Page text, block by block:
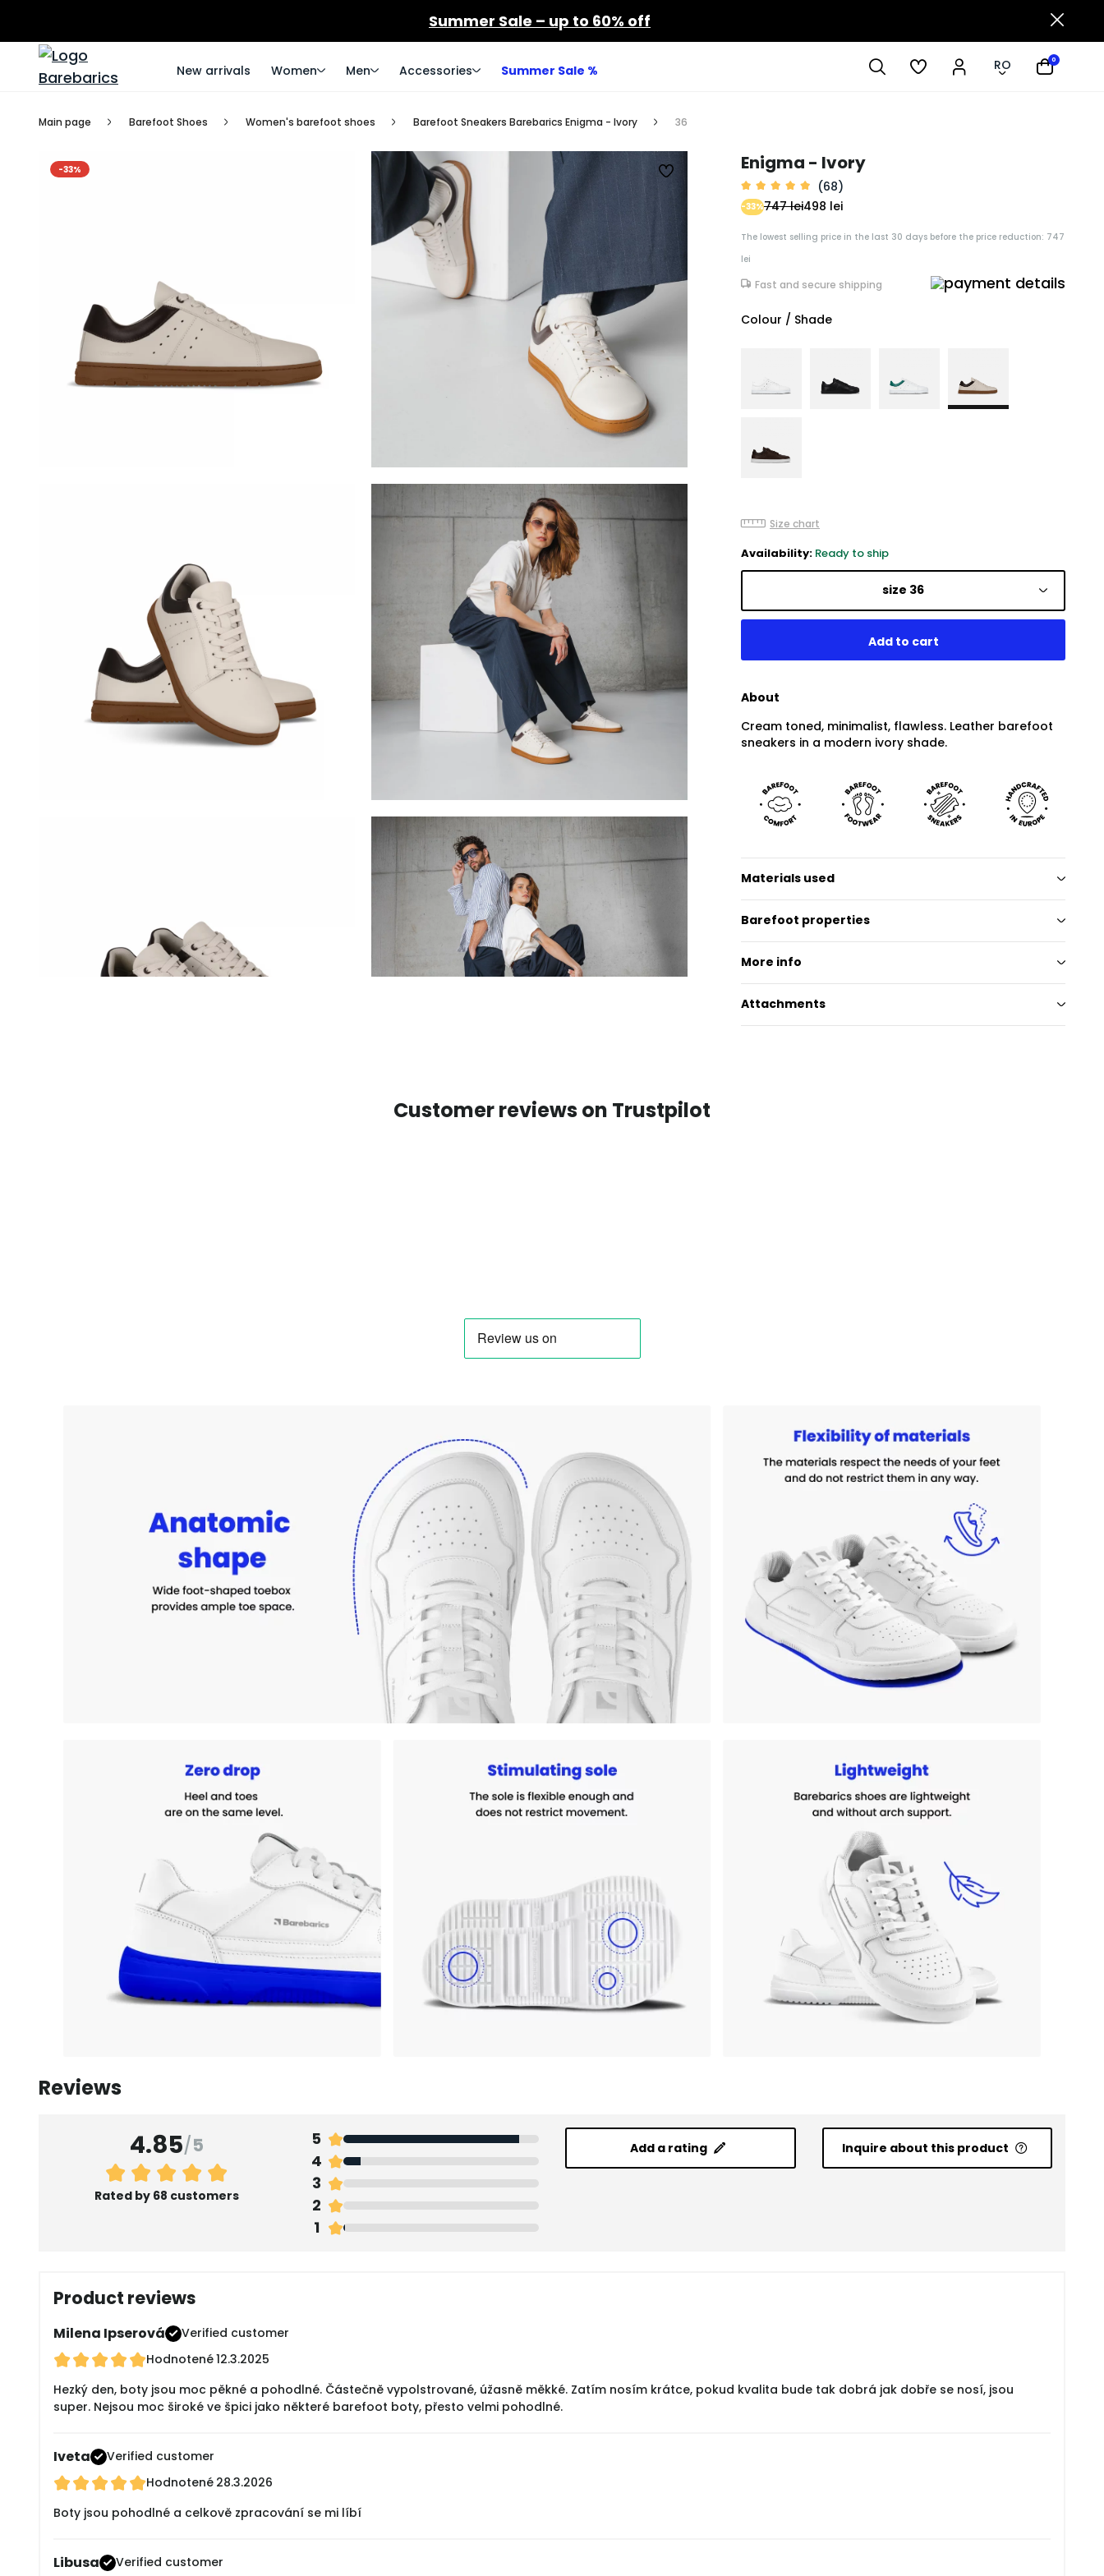
Summer Sale – up to 60% off
New arrivals Women Men Accessories Summer Sale % RO 0
Main page Barefoot Shoes Women's barefoot shoes Barefoot Sneakers Barebarics Enigma - Ivory 36
-33% Enigma - Ivory
(68)
498 lei
-33%747 lei
The lowest selling price in the last 30 days before the price reduction: 747
lei
Fast and secure shipping
Colour / Shade
Size chart
Availability: Ready to ship
size 36
About
Cream toned, minimalist, flawless. Leather barefoot
sneakers in a modern ivory shade.
Materials used
Barefoot properties
More info
Attachments
Customer reviews on Trustpilot
Reviews
4.85/5
Rated by 68 customers
5
4
3
2
1
Add a rating Inquire about this product
Product reviews
Milena Ipserová
Verified customer
Hodnotené12.3.2025
Hezký den, boty jsou moc pěkné a pohodlné. Částečně vypolstrované, úžasně měkké. Zatím nosím krátce, pokud kvalita bude tak dobrá jak dobře se nosí, jsou
super. Nejsou moc široké ve špici jako některé barefoot boty, přesto velmi pohodlné.
Iveta
Verified customer
Hodnotené 28.3.2026
Boty jsou pohodlné a celkově zpracování se mi líbí
Libusa Verified customer